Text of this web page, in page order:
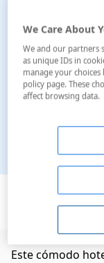
Este cómodo
We Care About
We and our partners
as unique IDs in
manage your
policy page. These
affect browsing data.